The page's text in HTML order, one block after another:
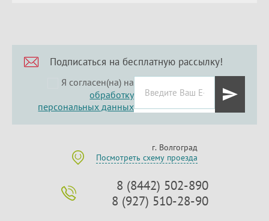
Подписаться на бесплатную рассылку!
Я согласен(на) на
обработку
персональных данных
г. Волгоград
Посмотреть схему проезда
8 (8442) 502-890
8 (927) 510-28-90